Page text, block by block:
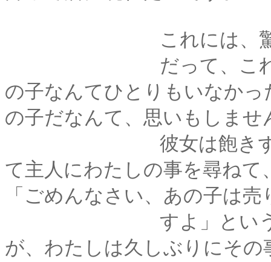
これには、驚き
だって、これまでわ
の子なんてひとりもいなか
の子だなんて、思いもしませ
彼女は飽きずにわた
て主人にわたしの事を尋ね
「ごめんなさい、あの子は
すよ」というお馴染
が、わたしは久しぶりにそ